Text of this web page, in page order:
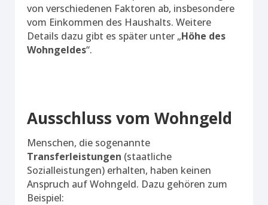
von verschiedenen Faktoren ab, insbesondere
vom Einkommen des Haushalts. Weitere
Details dazu gibt es später unter „Höhe des
Wohngeldes“.
Ausschluss vom Wohngeld
Menschen, die sogenannte
Transferleistungen (staatliche
Sozialleistungen) erhalten, haben keinen
Anspruch auf Wohngeld. Dazu gehören zum
Beispiel: